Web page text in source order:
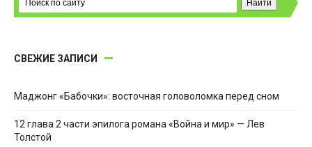
СВЕЖИЕ ЗАПИСИ
Маджонг «Бабочки»: восточная головоломка перед сном
12 глава 2 части эпилога романа «Война и мир» — Лев
Толстой